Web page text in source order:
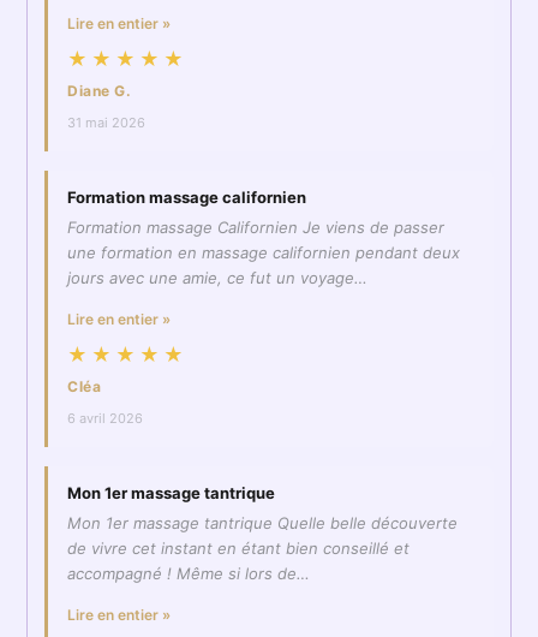
Lire en entier »
★★★★★
Diane G.
31 mai 2026
Formation massage californien
Formation massage Californien Je viens de passer
une formation en massage californien pendant deux
jours avec une amie, ce fut un voyage…
Lire en entier »
★★★★★
Cléa
6 avril 2026
Mon 1er massage tantrique
Mon 1er massage tantrique Quelle belle découverte
de vivre cet instant en étant bien conseillé et
accompagné ! Même si lors de…
Lire en entier »